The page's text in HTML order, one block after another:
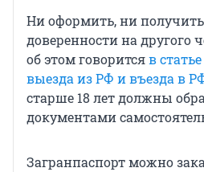
Ни оформить, ни
доверенности на другого
об этом говоритсяв
выезда из РФ и въезда в
старше 18 лет должны
документами
Загранпаспорт можно